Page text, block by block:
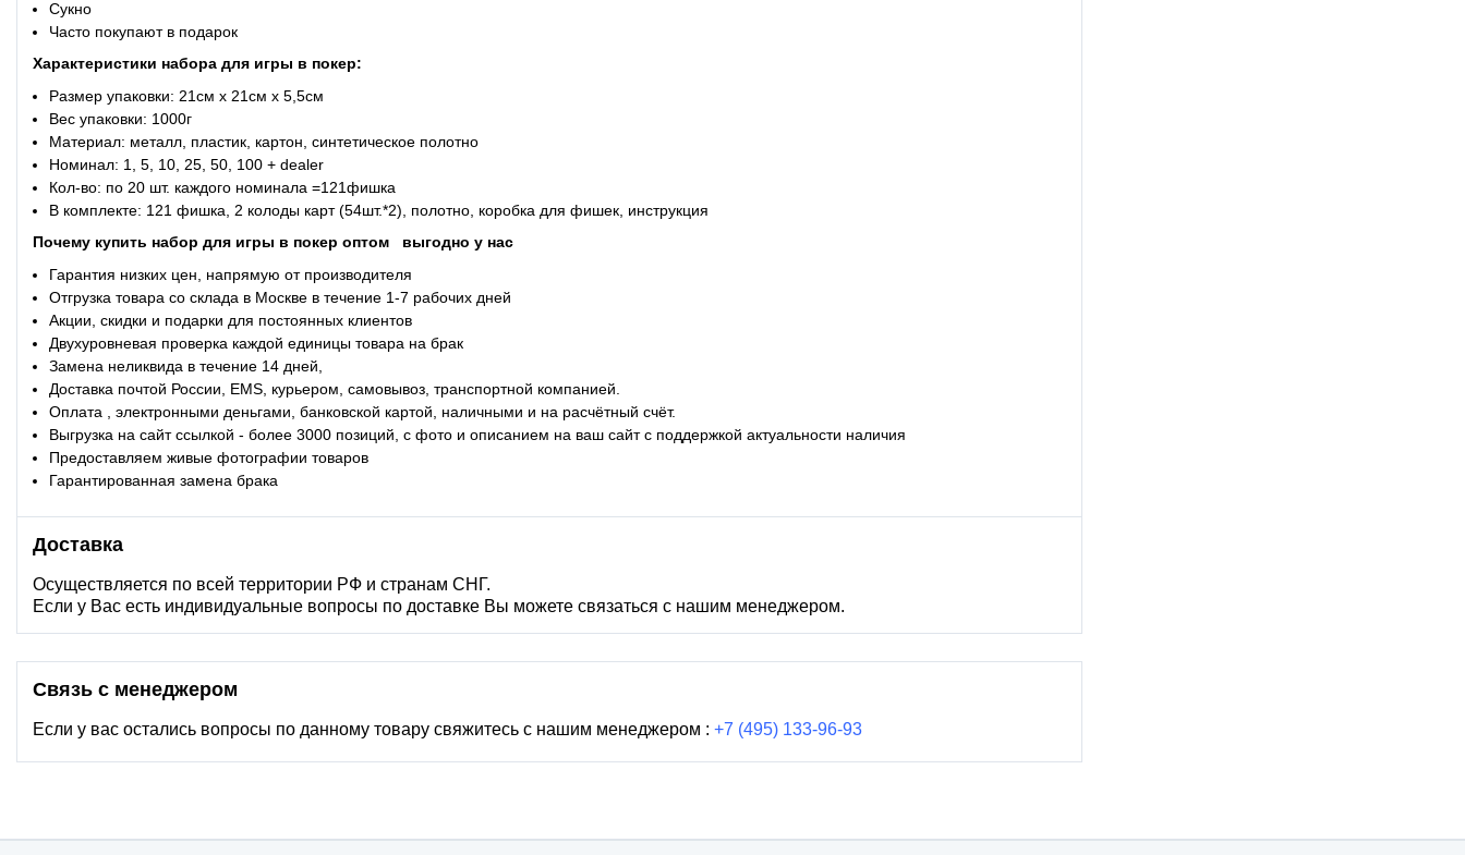
Сукно
Часто покупают в подарок
Характеристики набора для игры в покер:
Размер упаковки: 21см x 21см x 5,5см
Вес упаковки: 1000г
Материал: металл, пластик, картон, синтетическое полотно
Номинал: 1, 5, 10, 25, 50, 100 + dealer
Кол-во: по 20 шт. каждого номинала =121фишка
В комплекте: 121 фишка, 2 колоды карт (54шт.*2), полотно, коробка для фишек, инструкция
Почему купить набор для игры в покер оптом
выгодно у нас
Гарантия низких цен, напрямую от производителя
Отгрузка товара со склада в Москве в течение 1-7 рабочих дней
Акции, скидки и подарки для постоянных клиентов
Двухуровневая проверка каждой единицы товара на брак
Замена неликвида в течение 14 дней,
Доставка почтой России, EMS, курьером, самовывоз, транспортной компанией.
Оплата , электронными деньгами, банковской картой, наличными и на расчётный счёт.
Выгрузка на сайт ссылкой - более 3000 позиций, с фото и описанием на ваш сайт с поддержкой актуальности наличия
Предоставляем живые фотографии товаров
Гарантированная замена брака
Доставка
Осуществляется по всей территории РФ и странам СНГ.
Если у Вас есть индивидуальные вопросы по доставке Вы можете связаться с нашим менеджером.
Связь с менеджером
Если у вас остались вопросы по данному товару свяжитесь с нашим менеджером : +7 (495) 133-96-93